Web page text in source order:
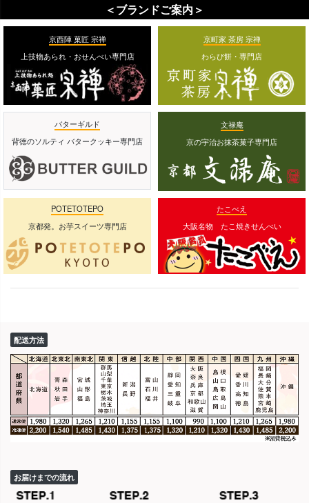
＜ブランドご案内＞
京西陣 菓匠 宗禅
上技物あられ・おせんべい専門店
京町家 茶房 宗禅
わらび餅・専門店
バターギルド
背徳のソルティ バタークッキー専門店
文禄庵
京の宇治お抹茶菓子専門店
POTETOTEPO
京都発。お芋スイーツ専門店
たこべえ
大阪名物 たこ焼きせんべい
配送方法
お届けまでの流れ